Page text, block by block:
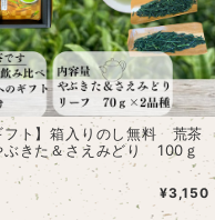
フト】箱入りのし無料 荒茶
ぶきた＆さえみどり 100ｇ
¥3,150